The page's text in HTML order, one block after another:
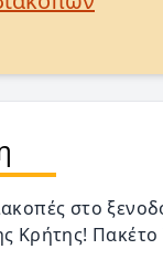
στο
Κρήτης!